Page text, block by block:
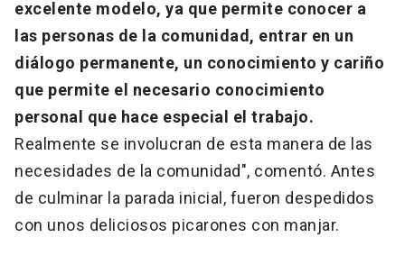
excelente modelo, ya que permite conocer a
las personas de la comunidad, entrar en un
diálogo permanente, un conocimiento y cariño
que permite el necesario conocimiento
personal que hace especial el trabajo.
Realmente se involucran de esta manera de las
necesidades de la comunidad", comentó. Antes
de culminar la parada inicial, fueron despedidos
con unos deliciosos picarones con manjar.